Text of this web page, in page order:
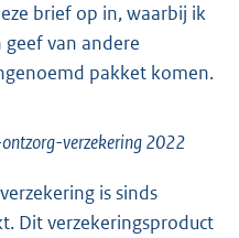
brief op in, waarbij ik
geef van andere
pakket komen.
verzekering 2022
is sinds
Dit verzekeringsproduct